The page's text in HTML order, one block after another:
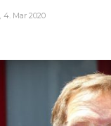
4. Mar 2020